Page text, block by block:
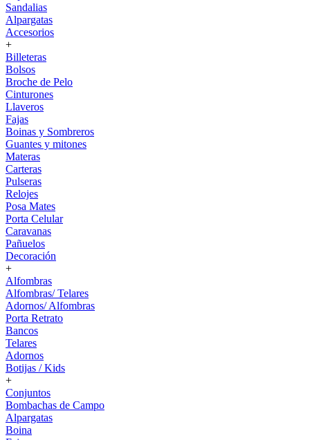
Sandalias
Alpargatas
Accesorios
+
Billeteras
Bolsos
Broche de Pelo
Cinturones
Llaveros
Fajas
Boinas y Sombreros
Guantes y mitones
Materas
Carteras
Pulseras
Relojes
Posa Mates
Porta Celular
Caravanas
Pañuelos
Decoración
+
Alfombras
Alfombras/ Telares
Adornos/ Alfombras
Porta Retrato
Bancos
Telares
Adornos
Botijas / Kids
+
Conjuntos
Bombachas de Campo
Alpargatas
Boina